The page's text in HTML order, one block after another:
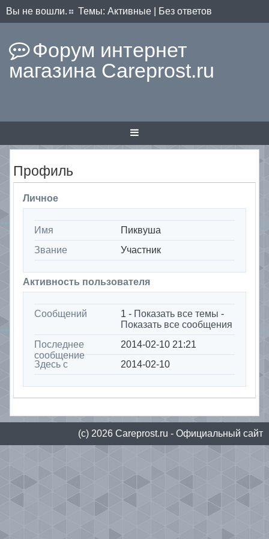
Вы не вошли. Темы: Активные Без ответов
Форум интернет
магазина Careprost.ru
Профиль
Личное
Имя
Пиквуша
Звание
Участник
Активность пользователя
Сообщений 1 - Показать все темы -
Показать все сообщения
Последнее
сообщение
2014-02-10 21:21
Здесь с
2014-02-10
(с) 2026 Сareprost.ru - Официальный сайт